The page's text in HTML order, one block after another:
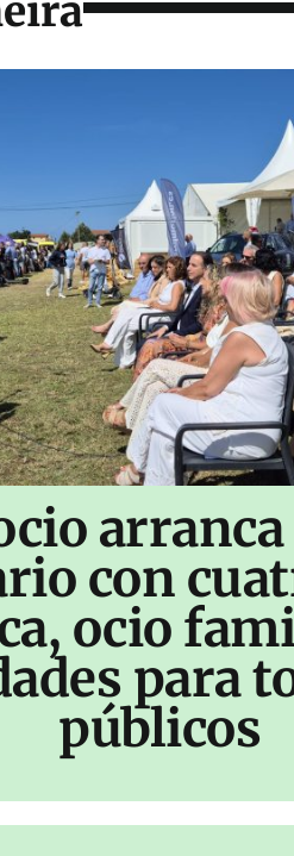
arranca
con
ocio
para
públicos